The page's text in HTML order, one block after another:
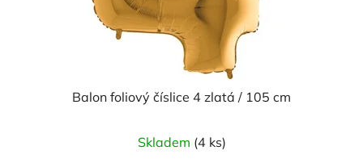
Balon foliový číslice 4 zlatá / 105 cm
hodnocení
Skladem (4 ks)